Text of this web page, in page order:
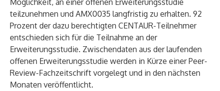
Möglichkeit, an einer offenen Erweiterungsstudie
teilzunehmen und AMX0035 langfristig zu erhalten. 92
Prozent der dazu berechtigten CENTAUR-Teilnehmer
entschieden sich für die Teilnahme an der
Erweiterungsstudie. Zwischendaten aus der laufenden
offenen Erweiterungsstudie werden in Kürze einer Peer-
Review-Fachzeitschrift vorgelegt und in den nächsten
Monaten veröffentlicht.